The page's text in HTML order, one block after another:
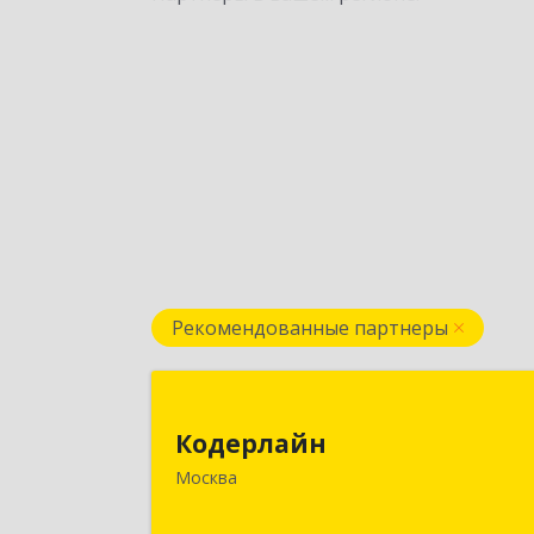
Рекомендованные партнеры
Кодерлайн
Москва
107023, Москва г, Семеновская Б. ул,